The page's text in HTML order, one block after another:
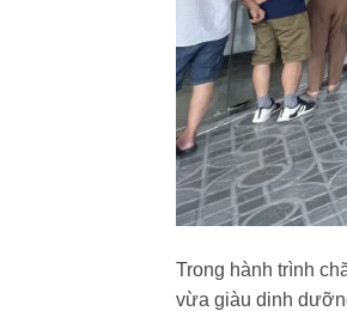
Trong hành trình
vừa giàu dinh